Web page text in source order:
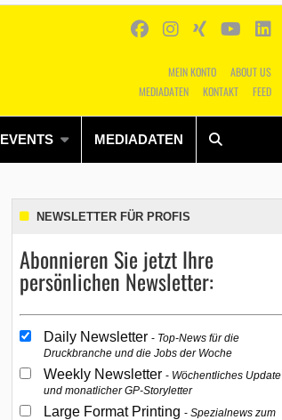
MEIN KONTO
ABOUT US
MEDIADATEN
KONTAKT FEED
EVENTS MEDIADATEN
Alles Shop SUCHEN
NEWSLETTER FÜR PROFIS
Abonnieren Sie jetzt Ihre
persönlichen Newsletter:
Daily Newsletter Top-News für die
Druckbranche und die Jobs der Woche
Weekly Newsletter Wöchentliches Update
und monatlicher GP-Storyletter
Large Format Printing Spezialnews zum